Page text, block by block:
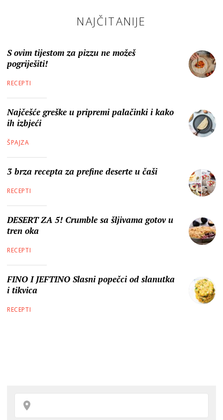
NAJČITANIJE
S ovim tijestom za pizzu ne možeš
pogriješiti!
RECEPTI
Najčešće greške u pripremi palačinki i kako
ih izbjeći
ŠPAJZA
3 brza recepta za prefine deserte u čaši
RECEPTI
DESERT ZA 5! Crumble sa šljivama gotov u
tren oka
RECEPTI
FINO I JEFTINO Slasni popečci od slanutka
i tikvica
RECEPTI